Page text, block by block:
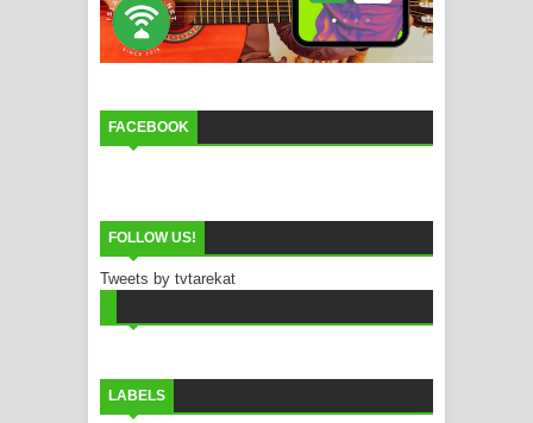
FACEBOOK
FOLLOW US!
Tweets by tvtarekat
LABELS